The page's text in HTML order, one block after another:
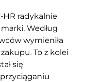
HR radykalnie
Według
wymieniła
To z kolei
się